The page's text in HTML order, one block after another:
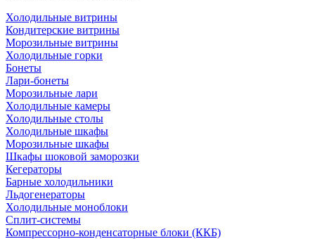
Холодильные витрины
Кондитерские витрины
Морозильные витрины
Холодильные горки
Бонеты
Лари-бонеты
Морозильные лари
Холодильные камеры
Холодильные столы
Холодильные шкафы
Морозильные шкафы
Шкафы шоковой заморозки
Кегераторы
Барные холодильники
Льдогенераторы
Холодильные моноблоки
Сплит-системы
Компрессорно-конденсаторные блоки (ККБ)